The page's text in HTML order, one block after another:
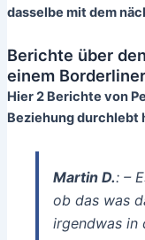
dasselbe mit dem
Berichte über
einem Borderliner
Hier 2 Berichte von
Beziehung durchlebt
Martin D.: –
ob das was
irgendwas in